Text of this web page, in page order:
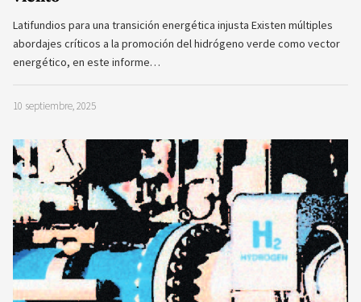
Latifundios para una transición energética injusta Existen múltiples
abordajes críticos a la promoción del hidrógeno verde como vector
energético, en este informe…
10 septiembre, 2025